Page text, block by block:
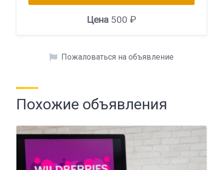
Цена 500 ₽
Пожаловаться на объявление
Похожие объявления